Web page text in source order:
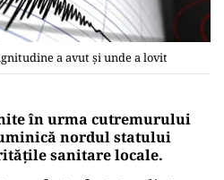
a avut și unde a lovit
în urma cutremurului
nordul statului
sanitare locale.